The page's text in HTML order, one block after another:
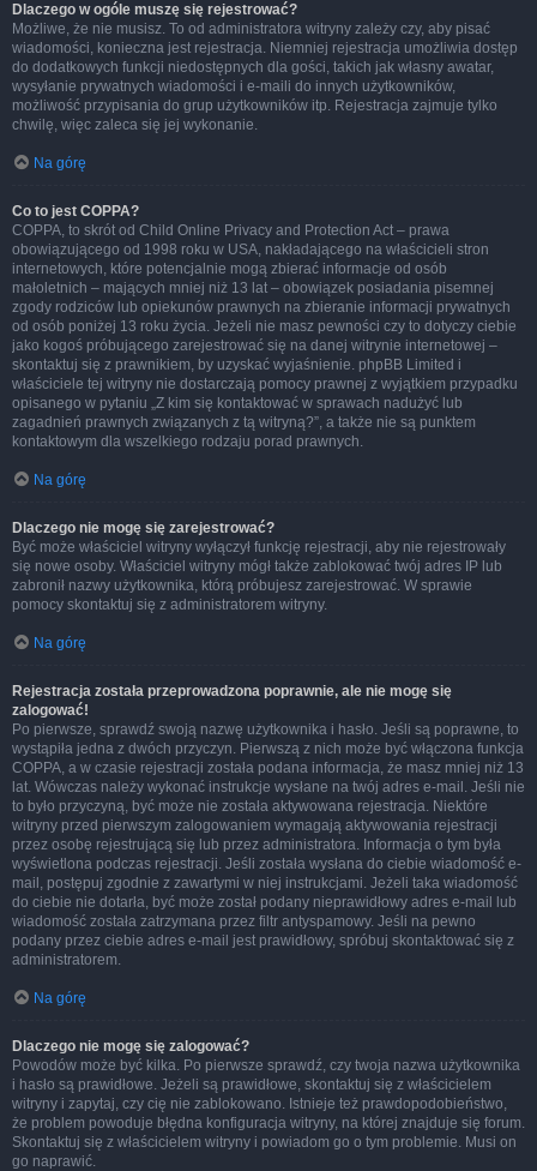
Dlaczego w ogóle muszę się rejestrować?
Możliwe, że nie musisz. To od administratora witryny zależy czy, aby pisać
wiadomości, konieczna jest rejestracja. Niemniej rejestracja umożliwia dostęp
do dodatkowych funkcji niedostępnych dla gości, takich jak własny awatar,
wysyłanie prywatnych wiadomości i e-maili do innych użytkowników,
możliwość przypisania do grup użytkowników itp. Rejestracja zajmuje tylko
chwilę, więc zaleca się jej wykonanie.
Na górę
Co to jest COPPA?
COPPA, to skrót od Child Online Privacy and Protection Act – prawa
obowiązującego od 1998 roku w USA, nakładającego na właścicieli stron
internetowych, które potencjalnie mogą zbierać informacje od osób
małoletnich – mających mniej niż 13 lat – obowiązek posiadania pisemnej
zgody rodziców lub opiekunów prawnych na zbieranie informacji prywatnych
od osób poniżej 13 roku życia. Jeżeli nie masz pewności czy to dotyczy ciebie
jako kogoś próbującego zarejestrować się na danej witrynie internetowej –
skontaktuj się z prawnikiem, by uzyskać wyjaśnienie. phpBB Limited i
właściciele tej witryny nie dostarczają pomocy prawnej z wyjątkiem przypadku
opisanego w pytaniu „Z kim się kontaktować w sprawach nadużyć lub
zagadnień prawnych związanych z tą witryną?”, a także nie są punktem
kontaktowym dla wszelkiego rodzaju porad prawnych.
Na górę
Dlaczego nie mogę się zarejestrować?
Być może właściciel witryny wyłączył funkcję rejestracji, aby nie rejestrowały
się nowe osoby. Właściciel witryny mógł także zablokować twój adres IP lub
zabronił nazwy użytkownika, którą próbujesz zarejestrować. W sprawie
pomocy skontaktuj się z administratorem witryny.
Na górę
Rejestracja została przeprowadzona poprawnie, ale nie mogę się
zalogować!
Po pierwsze, sprawdź swoją nazwę użytkownika i hasło. Jeśli są poprawne, to
wystąpiła jedna z dwóch przyczyn. Pierwszą z nich może być włączona funkcja
COPPA, a w czasie rejestracji została podana informacja, że masz mniej niż 13
lat. Wówczas należy wykonać instrukcje wysłane na twój adres e-mail. Jeśli nie
to było przyczyną, być może nie została aktywowana rejestracja. Niektóre
witryny przed pierwszym zalogowaniem wymagają aktywowania rejestracji
przez osobę rejestrującą się lub przez administratora. Informacja o tym była
wyświetlona podczas rejestracji. Jeśli została wysłana do ciebie wiadomość e-
mail, postępuj zgodnie z zawartymi w niej instrukcjami. Jeżeli taka wiadomość
do ciebie nie dotarła, być może został podany nieprawidłowy adres e-mail lub
wiadomość została zatrzymana przez filtr antyspamowy. Jeśli na pewno
podany przez ciebie adres e-mail jest prawidłowy, spróbuj skontaktować się z
administratorem.
Na górę
Dlaczego nie mogę się zalogować?
Powodów może być kilka. Po pierwsze sprawdź, czy twoja nazwa użytkownika
i hasło są prawidłowe. Jeżeli są prawidłowe, skontaktuj się z właścicielem
witryny i zapytaj, czy cię nie zablokowano. Istnieje też prawdopodobieństwo,
że problem powoduje błędna konfiguracja witryny, na której znajduje się forum.
Skontaktuj się z właścicielem witryny i powiadom go o tym problemie. Musi on
go naprawić.